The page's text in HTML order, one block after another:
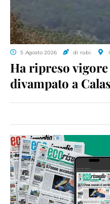
5 Agosto 2026 di ro.bi.
Ha ripreso
divampato a